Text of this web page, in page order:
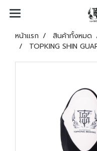
หน้าแรก สินค้าทั้งหมด
TOPKING SHIN